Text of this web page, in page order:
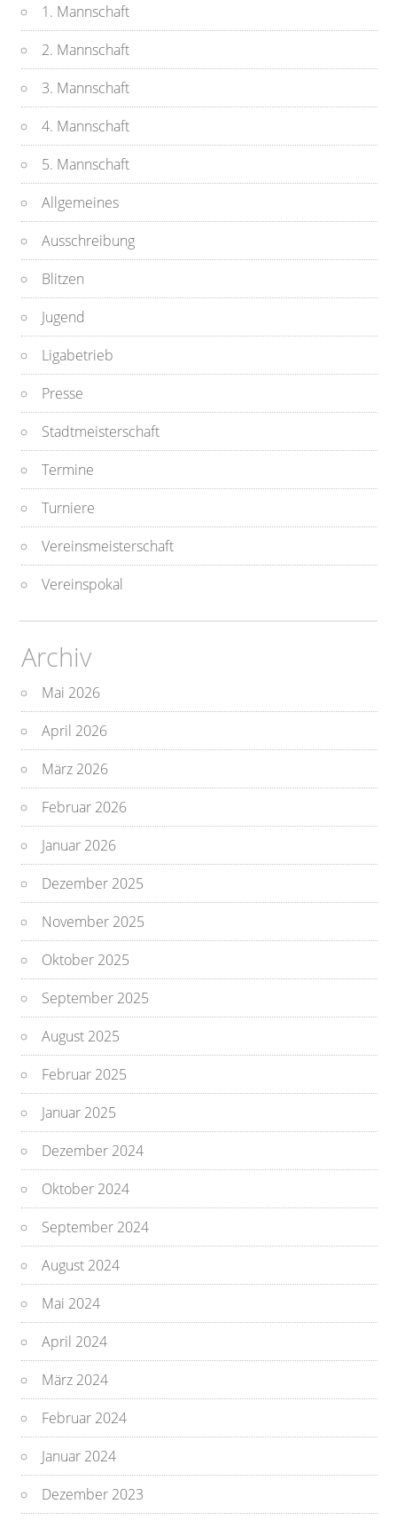
1. Mannschaft
2. Mannschaft
3. Mannschaft
4. Mannschaft
5. Mannschaft
Allgemeines
Ausschreibung
Blitzen
Jugend
Ligabetrieb
Presse
Stadtmeisterschaft
Termine
Turniere
Vereinsmeisterschaft
Vereinspokal
Archiv
Mai 2026
April 2026
März 2026
Februar 2026
Januar 2026
Dezember 2025
November 2025
Oktober 2025
September 2025
August 2025
Februar 2025
Januar 2025
Dezember 2024
Oktober 2024
September 2024
August 2024
Mai 2024
April 2024
März 2024
Februar 2024
Januar 2024
Dezember 2023